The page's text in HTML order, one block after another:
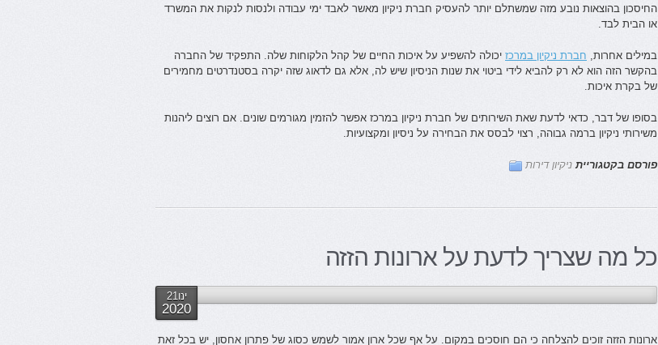
החיסכון בהוצאות נובע מזה שמשתלם יותר להעסיק חברת ניקיון מאשר לאבד ימי עבודה ולנסות לנקות את המשרד
או הבית לבד.
במילים אחרות, חברת ניקיון במרכז יכולה להשפיע על איכות החיים של קהל הלקוחות שלה. התפקיד של החברה
בהקשר הזה הוא לא רק להביא לידי ביטוי את שנות הניסיון שיש לה, אלא גם לדאוג שזה יקרה בסטנדרטים מחמירים
של בקרת איכות.
בסופו של דבר, כדאי לדעת שאת השירותים של חברת ניקיון במרכז אפשר להזמין מגורמים שונים. אם רוצים ליהנות
משירותי ניקיון ברמה גבוהה, רצוי לבסס את הבחירה על ניסיון ומקצועיות.
פורסם בקטגוריית ניקיון דירות
כל מה שצריך לדעת על ארונות הזזה
ינו21
2020
ארונות הזזה זוכים להצלחה כי הם חוסכים במקום. על אף שכל ארון אמור לשמש כסוג של פתרון אחסון, יש בכל זאת